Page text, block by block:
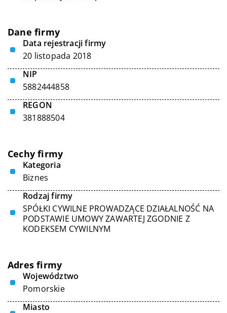
Dane firmy
Data rejestracji firmy
20 listopada 2018
NIP
5882444858
REGON
381888504
Cechy firmy
Kategoria
Biznes
Rodzaj firmy
SPÓŁKI CYWILNE PROWADZĄCE DZIAŁALNOŚĆ NA
PODSTAWIE UMOWY ZAWARTEJ ZGODNIE Z
KODEKSEM CYWILNYM
Adres firmy
Województwo
Pomorskie
Miasto